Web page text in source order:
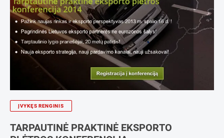
ĮVYKĘS RENGINIS
TARPAUTINĖ PRAKTINĖ EKSPORTO